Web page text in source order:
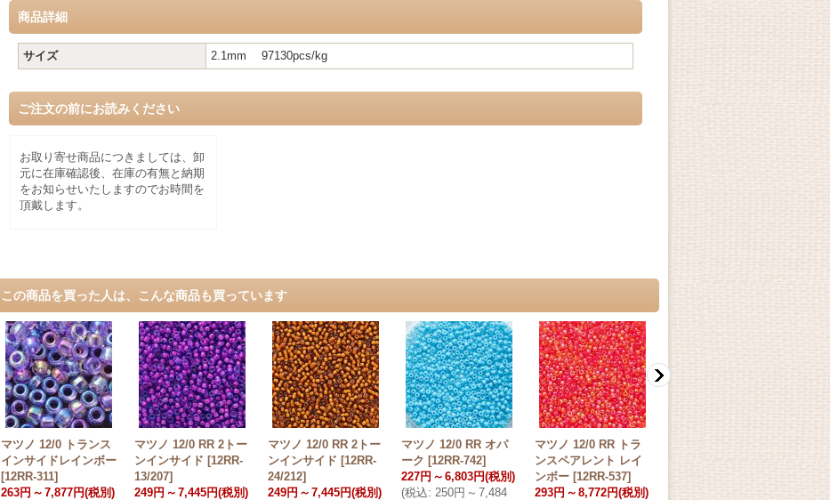
商品詳細
サイズ 2.1mm 97130pcs/kg
ご注文の前にお読みください
お取り寄せ商品につきましては、卸
元に在庫確認後、在庫の有無と納期
をお知らせいたしますのでお時間を
頂戴します。
この商品を買った人は、こんな商品も買っています
マツノ 12/0 トランス
インサイドレインボー
[12RR-311]
263円 ～ 7,877円(税別)
マツノ 12/0 RR 2トー
ンインサイド [12RR-
13/207]
249円 ～ 7,445円(税別)
マツノ 12/0 RR 2トー
ンインサイド [12RR-
24/212]
249円 ～ 7,445円(税別)
マツノ 12/0 RR オパ
ーク [12RR-742]
227円 ～ 6,803円(税別)
(税込: 250円 ～ 7,484
マツノ 12/0 RR トラ
ンスペアレント レイ
ンボー [12RR-537]
293円 ～ 8,772円(税別)